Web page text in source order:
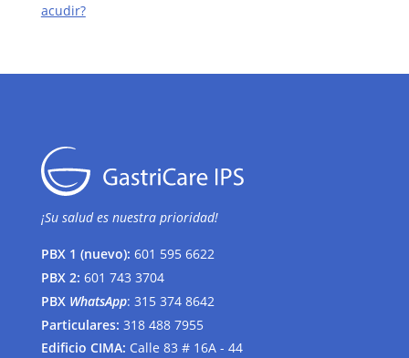
acudir?
¡Su salud es nuestra prioridad!
PBX 1 (nuevo): 601 595 6622
PBX 2: 601 743 3704
PBX WhatsApp: 315 374 8642
Particulares: 318 488 7955
Edificio CIMA: Calle 83 # 16A - 44